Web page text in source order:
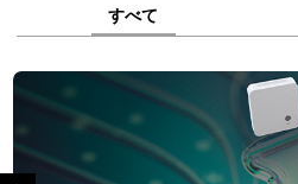
すべて